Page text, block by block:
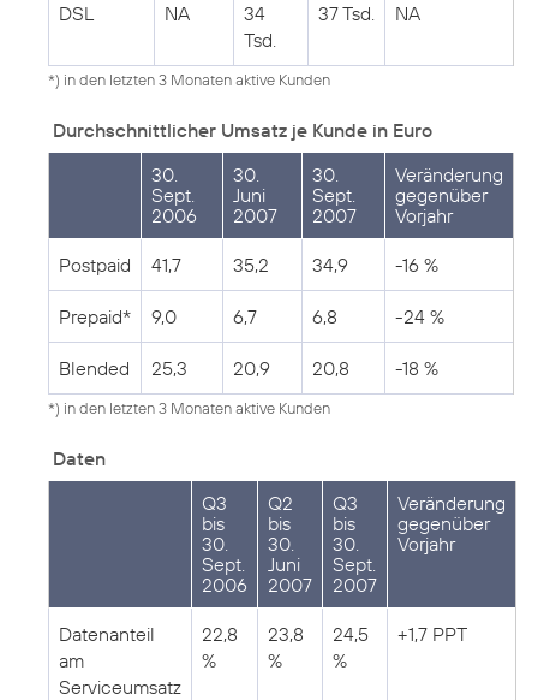
DSL NA
34
Tsd.
37 Tsd. NA
*) in den letzten 3 Monaten aktive Kunden
Durchschnittlicher Umsatz je Kunde in Euro
30.
Sept.
2006
30.
Juni
2007
30.
Sept.
2007
Veränderung
gegenüber
Vorjahr
Postpaid 41,7 35,2 34,9 -16 %
Prepaid* 9,0 6,7 6,8 -24 %
Blended 25,3 20,9 20,8 -18 %
*) in den letzten 3 Monaten aktive Kunden
Daten
Q3
bis
30.
Sept.
2006
Q2
bis
30.
Juni
2007
Q3
bis
30.
Sept.
2007
Veränderung
gegenüber
Vorjahr
Datenanteil
am
Serviceumsatz
22,8
%
23,8
%
24,5
%
+1,7 PPT